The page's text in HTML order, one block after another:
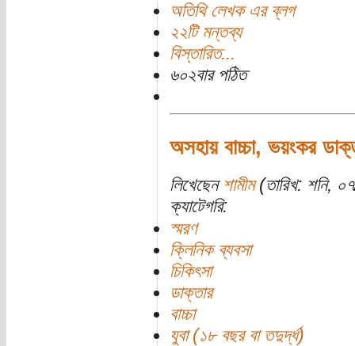
অতিথি লেখক এর ব্লগ
২২টি মন্তব্য
বিস্তারিত...
৬০২বার পঠিত
অসহায় বাচ্চা, ভয়ংকর
লিখেছেন শামীম(তারিখ: শনি,
ক্যাটেগরি:
স্মরণ
ক্লিনিক ব্যবসা
চিকিৎসা
ডাক্তার
বাচ্চা
যুবা (১৮ বছর বা তদুর্দ্ধ)